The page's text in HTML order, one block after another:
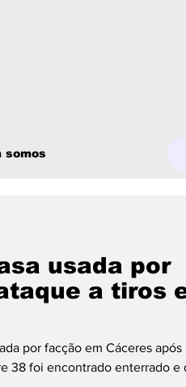
somos
usada por
a tiros
por facção em Cáceres após
38 foi encontrado enterrado e